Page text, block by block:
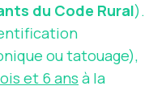
du Code Rural).
ou tatouage),
et 6 ans à la